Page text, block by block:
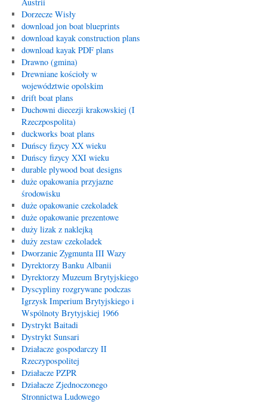
Dorzecze Wisły
download jon boat blueprints
download kayak construction plans
download kayak PDF plans
Drawno (gmina)
Drewniane kościoły w
województwie opolskim
drift boat plans
Duchowni diecezji krakowskiej (I
Rzeczpospolita)
duckworks boat plans
Duńscy fizycy XX wieku
Duńscy fizycy XXI wieku
durable plywood boat designs
duże opakowania przyjazne
środowisku
duże opakowanie czekoladek
duże opakowanie prezentowe
duży lizak z naklejką
duży zestaw czekoladek
Dworzanie Zygmunta III Wazy
Dyrektorzy Banku Albanii
Dyrektorzy Muzeum Brytyjskiego
Dyscypliny rozgrywane podczas
Igrzysk Imperium Brytyjskiego i
Wspólnoty Brytyjskiej 1966
Dystrykt Baitadi
Dystrykt Sunsari
Działacze gospodarczy II
Rzeczypospolitej
Działacze PZPR
Działacze Zjednoczonego
Stronnictwa Ludowego